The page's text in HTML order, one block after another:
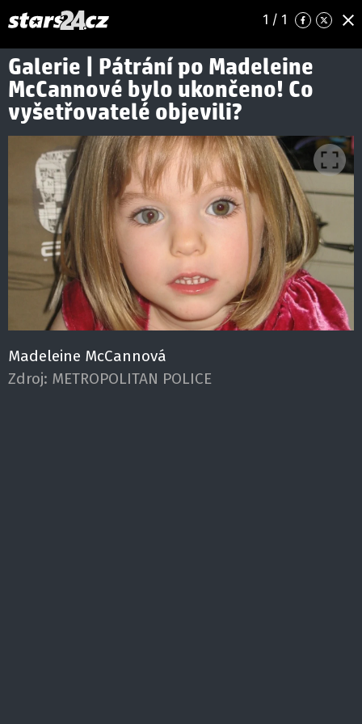
1 / 1
Galerie | Pátrání po Madeleine
McCannové bylo ukončeno! Co
vyšetřovatelé objevili?
Madeleine McCannová
Zdroj: METROPOLITAN POLICE